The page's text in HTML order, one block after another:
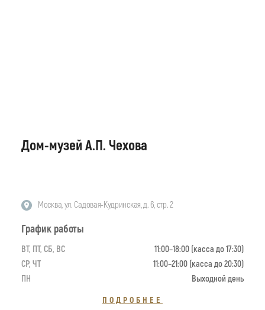
Дом-музей А.П. Чехова
Москва, ул. Садовая-Кудринская, д. 6, стр. 2
График работы
ВТ, ПТ, СБ, ВС
11:00–18:00 (касса до 17:30)
СР, ЧТ
11:00–21:00 (касса до 20:30)
ПН
Выходной день
ПОДРОБНЕЕ